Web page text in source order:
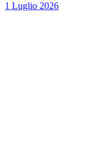
1 Luglio 2026